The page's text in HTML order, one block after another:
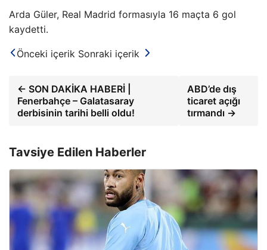
Arda Güler, Real Madrid formasıyla 16 maçta 6 gol
kaydetti.
Önceki içerik Sonraki içerik
← SON DAKİKA HABERİ |
Fenerbahçe – Galatasaray
derbisinin tarihi belli oldu!
ABD’de dış
ticaret açığı
tırmandı →
Tavsiye Edilen Haberler